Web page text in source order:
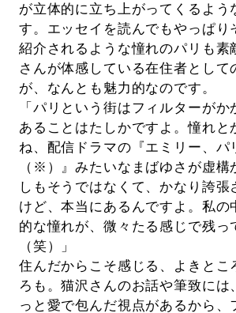
が立体的に立ち上がってくるよう
す。エッセイを読んでもやっぱり
紹介されるような憧れのパリも素
さんが体感している在住者として
が、なんとも魅力的なのです。
「パリという街はフィルターが
あることはたしかですよ。憧れと
ね、配信ドラマの『エミリー、パ
（※）』みたいなまばゆさが虚構
しもそうではなくて、かなり誇張
けど、本当にあるんですよ。私の
的な憧れが、微々たる感じで残っ
（笑）」
住んだからこそ感じる、よきとこ
ろも。猫沢さんのお話や筆致には
っと愛で包んだ視点があるから、